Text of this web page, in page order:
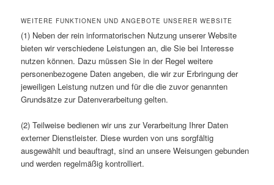
WEITERE FUNKTIONEN UND ANGEBOTE UNSERER WEBSITE
(1) Neben der rein informatorischen Nutzung unserer Website
bieten wir verschiedene Leistungen an, die Sie bei Interesse
nutzen können. Dazu müssen Sie in der Regel weitere
personenbezogene Daten angeben, die wir zur Erbringung der
jeweiligen Leistung nutzen und für die die zuvor genannten
Grundsätze zur Datenverarbeitung gelten.
(2) Teilweise bedienen wir uns zur Verarbeitung Ihrer Daten
externer Dienstleister. Diese wurden von uns sorgfältig
ausgewählt und beauftragt, sind an unsere Weisungen gebunden
und werden regelmäßig kontrolliert.